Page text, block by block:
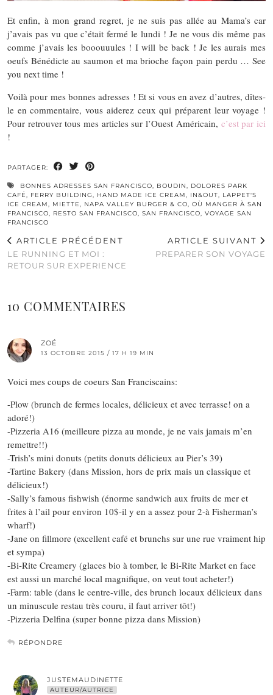
Et enfin, à mon grand regret, je ne suis pas allée au Mama’s car
j’avais pas vu que c’était fermé le lundi ! Je ne vous dis même pas
comme j’avais les booouuules ! I will be back ! Je les aurais mes
oeufs Bénédicte au saumon et ma brioche façon pain perdu … See
you next time !
Voilà pour mes bonnes adresses ! Et si vous en avez d’autres, dîtes-
le en commentaire, vous aiderez ceux qui préparent leur voyage !
Pour retrouver tous mes articles sur l’Ouest Américain, c’est par ici
!
PARTAGER:
BONNES ADRESSES SAN FRANCISCO, BOUDIN, DOLORES PARK
CAFÉ, FERRY BUILDING, HAND MADE ICE CREAM, IN&OUT, LAPPET'S
ICE CREAM, MIETTE, NAPA VALLEY BURGER & CO, OÙ MANGER À SAN
FRANCISCO, RESTO SAN FRANCISCO, SAN FRANCISCO, VOYAGE SAN
FRANCISCO
ARTICLE PRÉCÉDENT
LE RUNNING ET MOI :
RETOUR SUR EXPERIENCE
ARTICLE SUIVANT
PREPARER SON VOYAGE
10 COMMENTAIRES
ZOÉ
13 OCTOBRE 2015 / 17 H 19 MIN
Voici mes coups de coeurs San Franciscains:
-Plow (brunch de fermes locales, délicieux et avec terrasse! on a
adoré!)
-Pizzeria A16 (meilleure pizza au monde, je ne vais jamais m’en
remettre!!)
-Trish’s mini donuts (petits donuts délicieux au Pier’s 39)
-Tartine Bakery (dans Mission, hors de prix mais un classique et
délicieux!)
-Sally’s famous fishwish (énorme sandwich aux fruits de mer et
frites à l’ail pour environ 10$-il y en a assez pour 2-à Fisherman’s
wharf!)
-Jane on fillmore (excellent café et brunchs sur une rue vraiment hip
et sympa)
-Bi-Rite Creamery (glaces bio à tomber, le Bi-Rite Market en face
est aussi un marché local magnifique, on veut tout acheter!)
-Farm: table (dans le centre-ville, des brunch locaux délicieux dans
un minuscule restau très couru, il faut arriver tôt!)
-Pizzeria Delfina (super bonne pizza dans Mission)
RÉPONDRE
JUSTEMAUDINETTE
AUTEUR/AUTRICE